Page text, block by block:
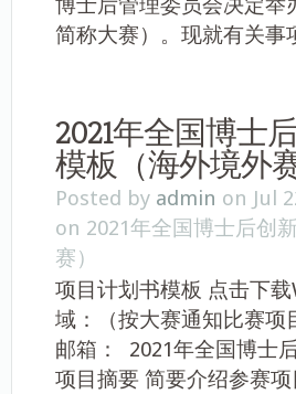
简称大赛）。现就有关事
2021年全国博士
模板（海外境外赛
Posted by admin on Jul
on 2021年全国博士后创
赛）
项目计划书模板 点击下
域：（按大赛通知比赛
邮箱： 2021年全国博士
项目摘要 简要介绍参赛